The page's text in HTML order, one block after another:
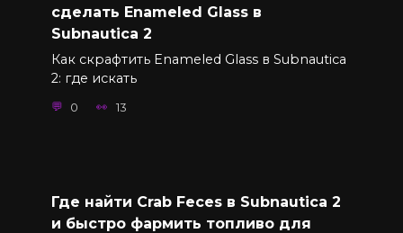
сделать Enameled Glass в
Subnautica 2
Как скрафтить Enameled Glass в Subnautica
2: где искать
0 13
Где найти Crab Feces в Subnautica 2
и быстро фармить топливо для